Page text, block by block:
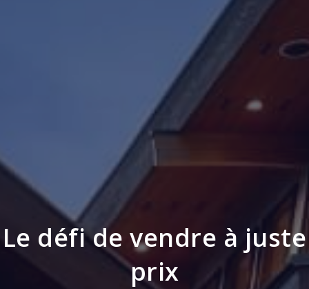
Le défi de vendre à juste
prix